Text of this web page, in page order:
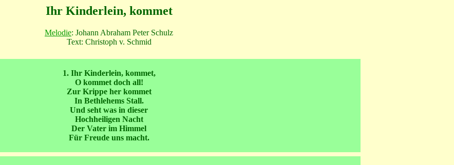
Ihr Kinderlein, kommet
Melodie: Johann Abraham Peter Schulz
Text: Christoph v. Schmid
1. Ihr Kinderlein, kommet,
O kommet doch all!
Zur Krippe her kommet
In Bethlehems Stall.
Und seht was in dieser
Hochheiligen Nacht
Der Vater im Himmel
Für Freude uns macht.